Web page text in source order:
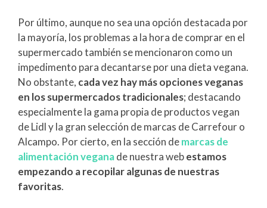
Por último, aunque no sea una opción destacada por
la mayoría, los problemas a la hora de comprar en el
supermercado también se mencionaron como un
impedimento para decantarse por una dieta vegana.
No obstante, cada vez hay más opciones veganas
en los supermercados tradicionales; destacando
especialmente la gama propia de productos vegan
de Lidl y la gran selección de marcas de Carrefour o
Alcampo. Por cierto, en la sección demarcas de
alimentación veganade nuestra webestamos
empezando a recopilar algunas de nuestras
favoritas.